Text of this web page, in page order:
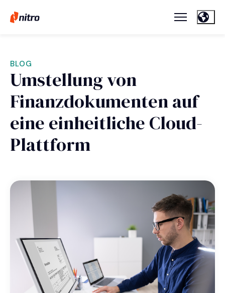
BLOG
Umstellung von
Finanzdokumenten auf
eine einheitliche Cloud-
Plattform